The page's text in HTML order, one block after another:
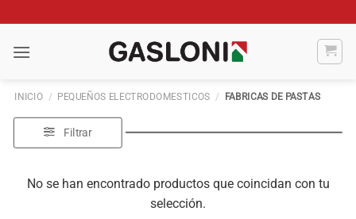
al
contenido
INICIO / PEQUEÑOS ELECTRODOMESTICOS / FABRICAS DE PASTAS
Filtrar
No se han encontrado productos que coincidan con tu
selección.